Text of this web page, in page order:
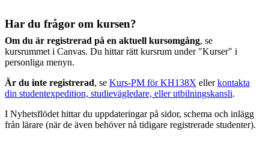
Har du frågor om kursen?
Om du är registrerad på en aktuell kursomgång, se
kursrummet i Canvas. Du hittar rätt kursrum under "Kurser" i
personliga menyn.
Är du inte registrerad, se Kurs-PM för KH138X ellerkontakta
din studentexpedition, studievägledare, eller utbilningskansli.
I Nyhetsflödet hittar du uppdateringar på sidor, schema och inlägg
från lärare (när de även behöver nå tidigare registrerade studenter).